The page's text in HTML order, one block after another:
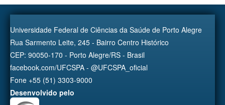
Universidade Federal de Ciências da Saúde de Porto Alegre
Rua Sarmento Leite, 245 - Bairro Centro Histórico
CEP: 90050-170 - Porto Alegre/RS - Brasil
facebook.com/UFCSPA - @UFCSPA_oficial
Fone +55 (51) 3303-9000
Desenvolvido pelo